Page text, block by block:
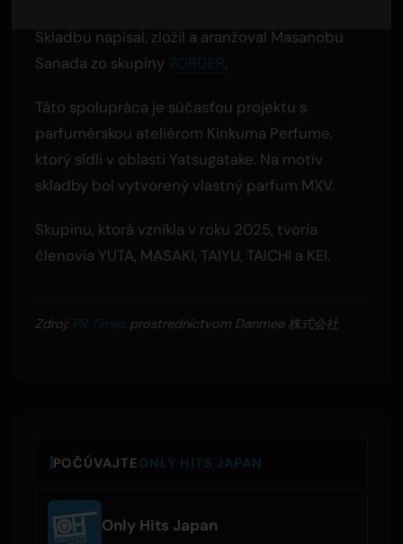
Skladbu napísal, zložil a aranžoval Masanobu
Sanada zo skupiny 7ORDER.
Táto spolupráca je súčasťou projektu s
parfumérskou ateliérom Kinkuma Perfume,
ktorý sídli v oblasti Yatsugatake. Na motív
skladby bol vytvorený vlastný parfum MXV.
Skupinu, ktorá vznikla v roku 2025, tvoria
členovia YUTA, MASAKI, TAIYU, TAICHI a KEI.
Zdroj: PR Timesprostredníctvom Danmee 株式会社
POČÚVAJTEONLY HITS JAPAN
Only Hits Japan